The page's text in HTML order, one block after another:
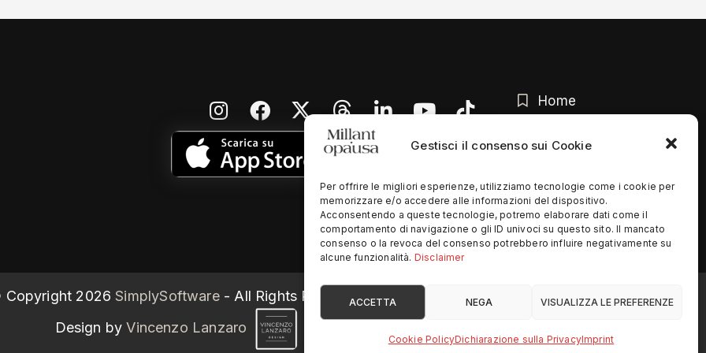
Gestisci il consenso sui Cookie
Per offrire le migliori esperienze, utilizziamo tecnologie come i cookie per
memorizzare e/o accedere alle informazioni del dispositivo.
Acconsentendo a queste tecnologie, potremo elaborare dati come il
comportamento di navigazione o gli ID univoci su questo sito. Il mancato
consenso o la revoca del consenso potrebbero influire negativamente su
alcune funzionalità. Disclaimer
ACCETTA NEGA VISUALIZZA LE PREFERENZE
Cookie PolicyDichiarazione sulla PrivacyImprint
Home
Privacy Policy
2026 SimplySoftware- All Rights Reserved
Design byVincenzo Lanzaro